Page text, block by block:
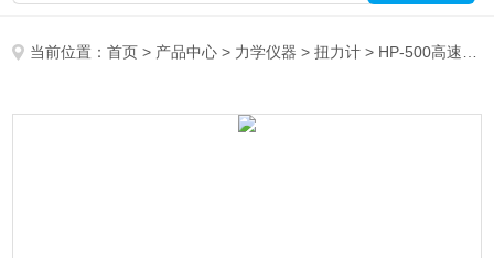
当前位置：首页 > 产品中心 > 力学仪器 >扭力计 > HP-500高速冲击扭矩测试仪